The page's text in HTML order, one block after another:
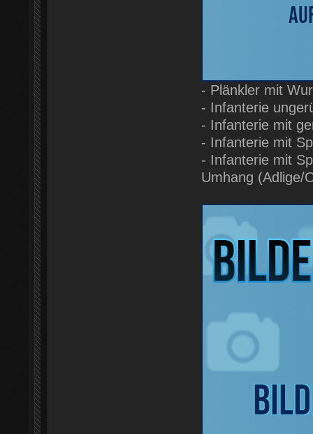
- Plänkler mit
- Infanterie
- Infanterie mit
- Infanterie mit
- Infanterie mit
Umhang (Adlige/